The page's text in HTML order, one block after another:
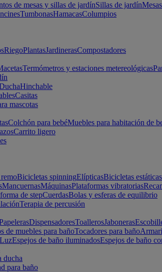
de mesas y sillas de jardínSillas de jardín
TumbonasHamacasColumpios
RiegoPlantasJardinerasCompostadores
Termómetros y estaciones metereológicas
Hinchable
Casitas
mascotas
Colchón para bebéMuebles para habitación de
Carrito ligero
Bicicletas spinningElípticasBicicletas estáticas
MancuernasMáquinasPlataformas vibratorias
de stepCuerdasBolas y esferas de equilibrio
Terapia de percusión
DispensadoresToallerosJaboneras
de muebles para bañoTocadores para baño
Espejos de baño iluminadosEspejos de baño
ducha
para baño